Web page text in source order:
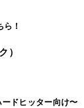
！
）
ドヒッター向け〜